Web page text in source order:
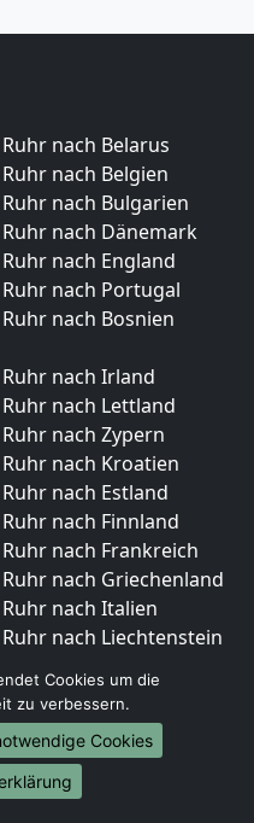
nach Belarus
nach Belgien
nach Bulgarien
nach Dänemark
nach England
nach Portugal
nach Bosnien
nach Irland
nach Lettland
nach Zypern
nach Kroatien
nach Estland
nach Finnland
nach Frankreich
nach Griechenland
nach Italien
nach Liechtenstein
nach Niederlande
nach Norwegen
Cookies um die
zu verbessern.
Cookies